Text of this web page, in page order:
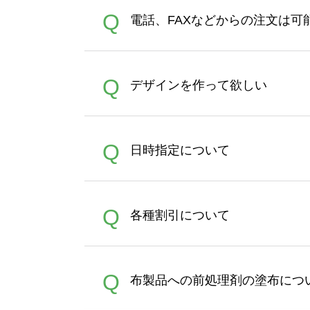
A
ズは、20MBです。デジカメ
Illustratorからの直接入稿には
Q 電話、FAXなどからの注文は可
A
バッグコンシェルやタンブラ
Q デザインを作って欲しい
A
ン作成のお手伝いをすること
合は、デザインツールをご利
Q 日時指定について
A
者にご連絡いただき調整をお
Q 各種割引について
A
ポイントとして付与され、次
Q 布製品への前処理剤の塗布につ